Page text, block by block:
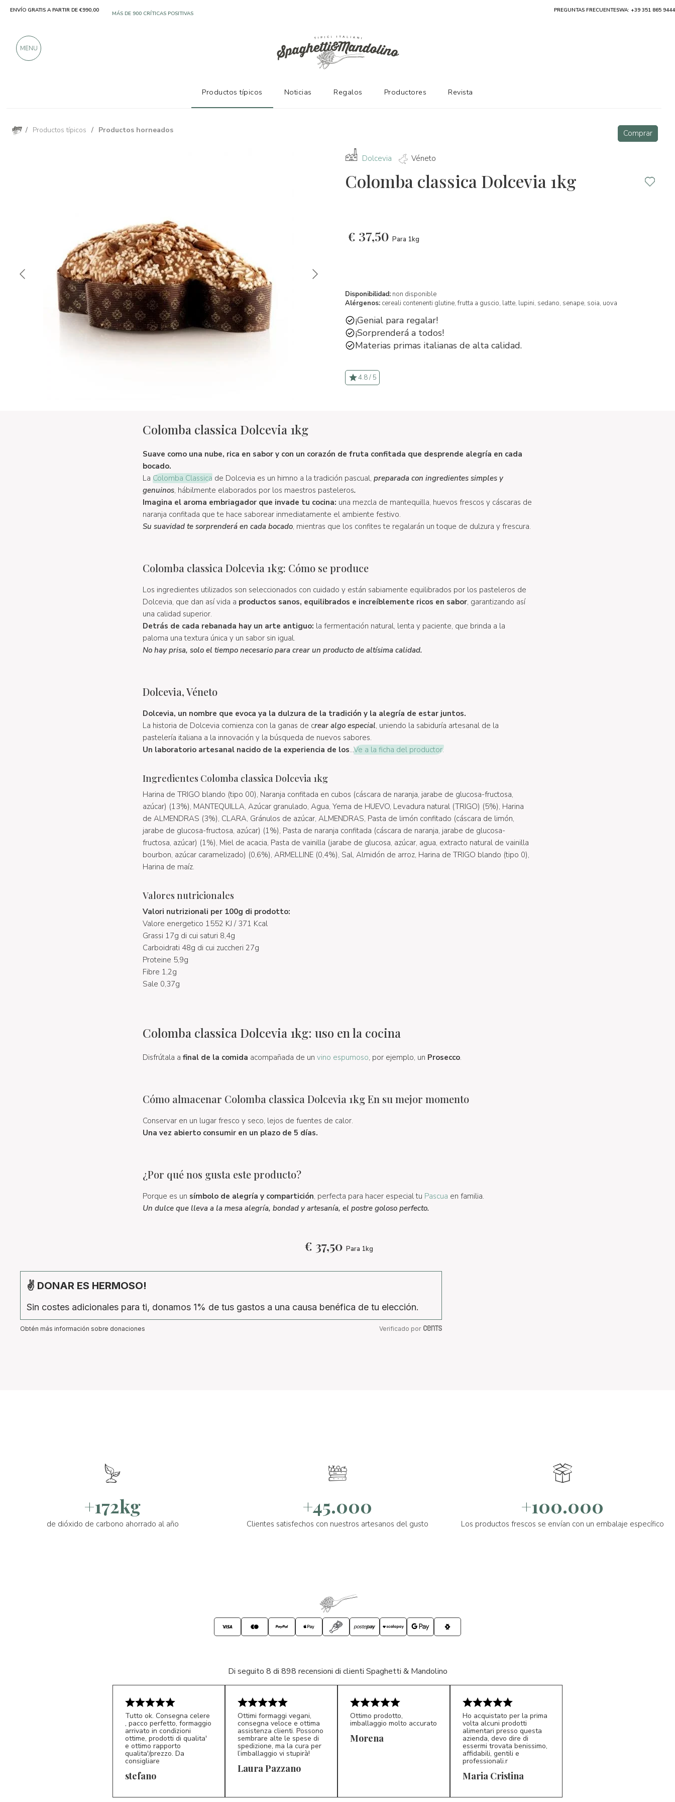
/ Productos típicos / Productos horneados Comprar
Dolcevia Véneto
Colomba classica Dolcevia 1kg
€ 37,50 Para 1kg
Disponibilidad: non disponible
Alérgenos: cereali contenenti glutine,frutta a guscio, latte, lupini, sedano, senape, soia, uova
¡Genial para regalar!
¡Sorprenderá a todos!
Materias primas italianas de alta calidad.
4.8 / 5
Colomba classica Dolcevia 1kg
Suave como una nube, rica en sabor y con un corazón de fruta confitada que desprende alegría en cada
bocado.
La Colomba Classicade Dolcevia es un himno a la tradición pascual, preparada con ingredientes simples y
genuinos, hábilmente elaborados por los maestros pasteleros.
Imagina el aroma embriagador que invade tu cocina: una mezcla de mantequilla, huevos frescos y cáscaras de
naranja confitada que te hace saborear inmediatamente el ambiente festivo.
Su suavidad te sorprenderá en cada bocado, mientras que los confites te regalarán un toque de dulzura y frescura.
Colomba classica Dolcevia 1kg: Cómo se produce
Los ingredientes utilizados son seleccionados con cuidado y están sabiamente equilibrados por los pasteleros de
Dolcevia, que dan así vida a productos sanos, equilibrados e increíblemente ricos en sabor, garantizando así
una calidad superior.
Detrás de cada rebanada hay un arte antiguo: la fermentación natural, lenta y paciente, que brinda a la
paloma una textura única y un sabor sin igual.
No hay prisa, solo el tiempo necesario para crear un producto de altísima calidad.
Dolcevia, Véneto
Dolcevia, un nombre que evoca ya la dulzura de la tradición y la alegría de estar juntos.
La historia de Dolcevia comienza con la ganas de crear algo especial, uniendo la sabiduría artesanal de la
pastelería italiana a la innovación y la búsqueda de nuevos sabores.
Un laboratorio artesanal nacido de la experiencia de los...Ve a la ficha del productor.
Ingredientes Colomba classica Dolcevia 1kg
Harina de TRIGO blando (tipo 00), Naranja confitada en cubos (cáscara de naranja, jarabe de glucosa-fructosa,
azúcar) (13%), MANTEQUILLA, Azúcar granulado, Agua, Yema de HUEVO, Levadura natural (TRIGO) (5%), Harina
de ALMENDRAS (3%), CLARA, Gránulos de azúcar, ALMENDRAS, Pasta de limón confitado (cáscara de limón,
jarabe de glucosa-fructosa, azúcar) (1%), Pasta de naranja confitada (cáscara de naranja, jarabe de glucosa-
fructosa, azúcar) (1%), Miel de acacia, Pasta de vainilla (jarabe de glucosa, azúcar, agua, extracto natural de vainilla
bourbon, azúcar caramelizado) (0,6%), ARMELLINE (0,4%), Sal, Almidón de arroz, Harina de TRIGO blando (tipo 0),
Harina de maíz.
Valores nutricionales
Valori nutrizionali per 100g di prodotto:
Valore energetico 1552 KJ / 371 Kcal
Grassi 17g di cui saturi 8,4g
Carboidrati 48g di cui zuccheri 27g
Proteine 5,9g
Fibre 1,2g
Sale 0,37g
Colomba classica Dolcevia 1kg: uso en la cocina
Disfrútala a final de la comida acompañada de un vino espumoso, por ejemplo, un Prosecco.
Cómo almacenar Colomba classica Dolcevia 1kg En su mejor momento
Conservar en un lugar fresco y seco, lejos de fuentes de calor.
Una vez abierto consumir en un plazo de 5 días.
¿Por qué nos gusta este producto?
Porque es un símbolo de alegría y compartición, perfecta para hacer especial tu Pascua en familia.
Un dulce que lleva a la mesa alegría, bondad y artesanía, el postre goloso perfecto.
€ 37,50 Para 1kg
✌ DONAR ES HERMOSO!
Sin costes adicionales para ti, donamos 1% de tus gastos a una causa benéfica de tu elección.
Obtén más información sobre donaciones Verificado por
+172kg
de dióxido de carbono ahorrado al año
+45.000
Clientes satisfechos con nuestros artesanos del gusto
+100.000
Los productos frescos se envían con un embalaje específico
Di seguito 8 di 898 recensioni di clienti Spaghetti & Mandolino
S*
Tutto ok. Consegna celere
, pacco perfetto, formaggio
arrivato in condizioni
ottime, prodotti di qualita'
e ottimo rapporto
qualita'/prezzo. Da
consigliare
stefano LP 5/5
Ottimi formaggi vegani,
consegna veloce e ottima
assistenza clienti. Possono
sembrare alte le spese di
spedizione, ma la cura per
l’imballaggio vi stupirà!
Laura Pazzano
Ottimo prodotto,
imballaggio molto accurato
Morena
MC 5/5
Ho acquistato per la prima
volta alcuni prodotti
alimentari presso questa
azienda, devo dire di
essermi trovata benissimo,
affidabili, gentili e
professionali.r
Maria Cristina
ENVÍO GRATIS A PARTIR DE €990,00 SOLO PRODUCTOS DE FABRICANTES EXCELENTES PREGUNTAS FRECUENTESWA: +39 351 865 9444
MENU
Productos típicos Noticias Regalos Productores Revista